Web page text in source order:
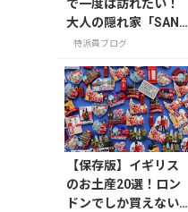
で一度は訪れたい！
大人の隠れ家「SAND
GLASS 熾火」で味わ
ー
特派員ブログ
【保存版】イギリス
のお土産20選！ロン
ドンでしか買えない